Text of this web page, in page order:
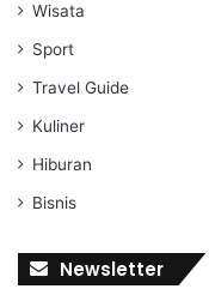
Wisata
Sport
Travel Guide
Kuliner
Hiburan
Bisnis
Newsletter